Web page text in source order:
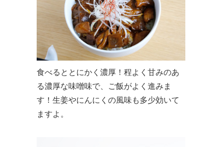
食べるととにかく濃厚！程よく甘みのあ
る濃厚な味噌味で、ご飯がよく進みま
す！生姜やにんにくの風味も多少効いて
ますよ。